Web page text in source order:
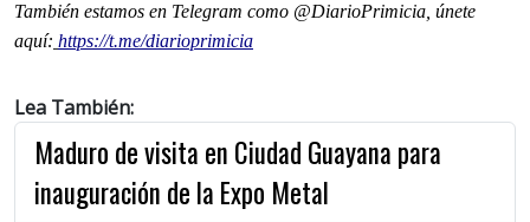
También estamos en Telegram como @DiarioPrimicia, únete
aquí: https://t.me/diarioprimicia
Lea También:
Maduro de visita en Ciudad Guayana para
inauguración de la Expo Metal